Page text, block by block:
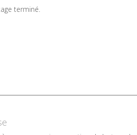
terminé.